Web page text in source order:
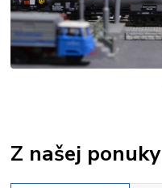
Z našej ponuky